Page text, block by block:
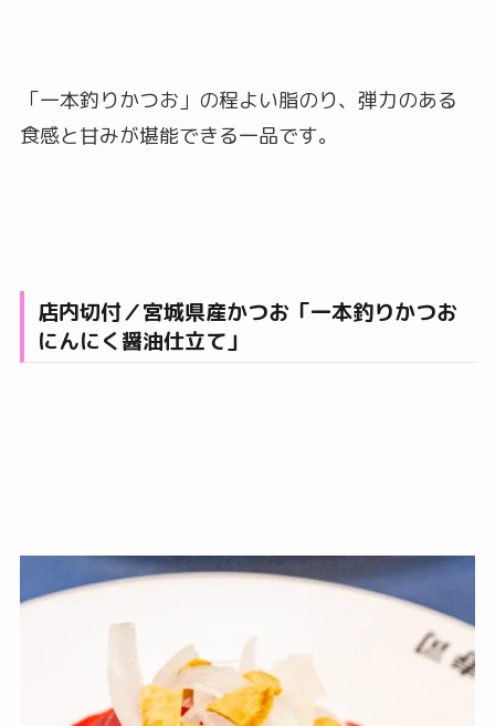
「一本釣りかつお」の程よい脂のり、弾力のある
食感と甘みが堪能できる一品です。
店内切付／宮城県産かつお「一本釣りかつお
にんにく醤油仕立て」